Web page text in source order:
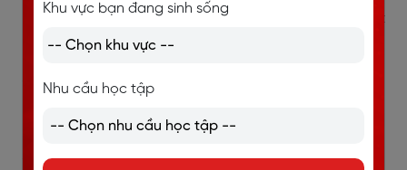
People say that Helen passed the interview last
week.
It is said that __________________________.
This computer error is difficult to fix.
It is difficult __________________________.
Khu vực bạn đang sinh sống
Nhu cầu học tập